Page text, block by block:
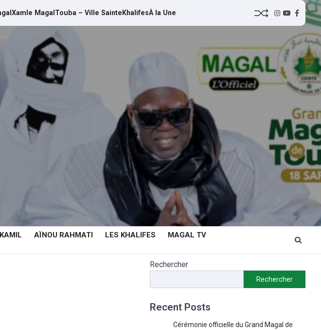
Xamle Magal Touba – Ville Sainte KhalifesÀ la Une
AÏNOU RAHMATI LES KHALIFES
MAGAL TV
Rechercher
Rechercher
Recent Posts
Cérémonie officielle du Grand Magal de